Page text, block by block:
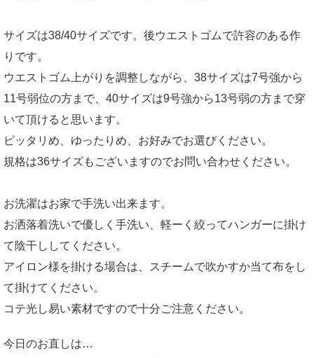
サイズは38/40サイズです。後ウエストゴムで許容のある作
りです。
ウエストゴム上がりを調整しながら、38サイズは7号強から
11号弱位の方まで、40サイズは9号強から13号弱の方まで穿
いて頂けると思います。
ピッタリめ、ゆったりめ、お好みでお選びください。
規格は36サイズもございますのでお問い合わせください。
お洗濯はお家で手洗い出来ます。
お洒落着洗いで優しく手洗い、軽ーく絞ってハンガーに掛け
て陰干ししてください。
アイロン様を掛ける場合は、スチームで吹かすか当て布をし
て掛けてください。
コテ光し易い素材ですので十分ご注意ください。
今日のお直しは…